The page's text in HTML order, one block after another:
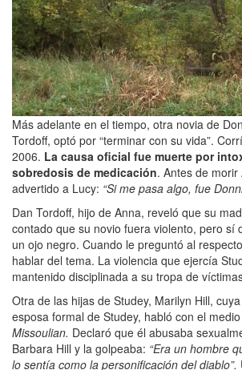
Más adelante en el tiempo, otra novia de
Tordoff, optó por “terminar con su vida”.
2006. La causa oficial fue muerte por
sobredosis de medicación. Antes de
advertido a Lucy: “Si me pasa algo, fue
Dan Tordoff, hijo de Anna, reveló que su
contado que su novio fuera violento, pero sí
un ojo negro. Cuando le preguntó al
hablar del tema. La violencia que ejercía
mantenido disciplinada a su tropa de
Otra de las hijas de Studey, Marilyn Hill,
esposa formal de Studey, habló con el
Missoulian. Declaró que él abusaba
Barbara Hill y la golpeaba: “Era un hombre
lo sentía como la personificación del diablo”.